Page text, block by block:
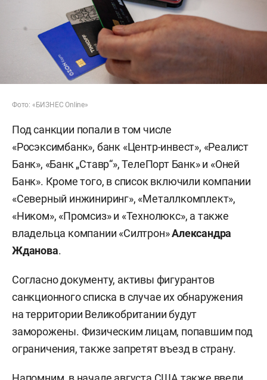
Фото: «БИЗНЕС Online»
Под санкции попали в том числе
«Росэксимбанк», банк «Центр-инвест», «Реалист
Банк», «Банк „Ставр“», ТелеПорт Банк» и «Оней
Банк». Кроме того, в список включили компании
«Северный инжиниринг», «Металлкомплект»,
«Ником», «Промсиз» и «Технолюкс», а также
владельца компании «Силтрон»Александра
Жданова.
Согласно документу, активы фигурантов
санкционного списка в случае их обнаружения
на территории Великобритании будут
заморожены. Физическим лицам, попавшим под
ограничения, также запретят въезд в страну.